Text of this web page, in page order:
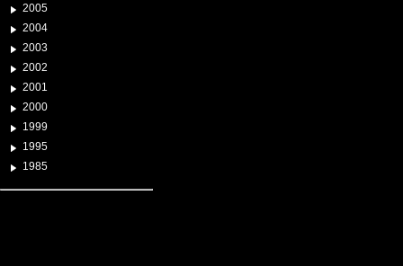
2005
2004
2003
2002
2001
2000
1999
1995
1985